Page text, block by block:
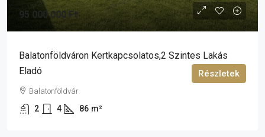
95 000 000 Ft
Balatonföldváron Kertkapcsolatos,2 Szintes Lakás
Eladó
Balatonföldvár
2 4 86 m²
Részletek